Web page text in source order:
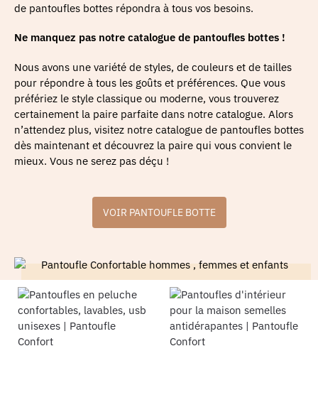
de pantoufles bottes répondra à tous vos besoins.
Ne manquez pas notre catalogue de pantoufles bottes !
Nous avons une variété de styles, de couleurs et de tailles
pour répondre à tous les goûts et préférences. Que vous
préfériez le style classique ou moderne, vous trouverez
certainement la paire parfaite dans notre catalogue. Alors
n’attendez plus, visitez notre catalogue de pantoufles bottes
dès maintenant et découvrez la paire qui vous convient le
mieux. Vous ne serez pas déçu !
VOIR PANTOUFLE BOTTE